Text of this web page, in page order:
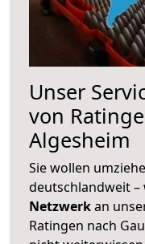
Unser
von
Algesheim
Sie wollen
deutschlandweit –
Netzwerkan
Ratingen nach